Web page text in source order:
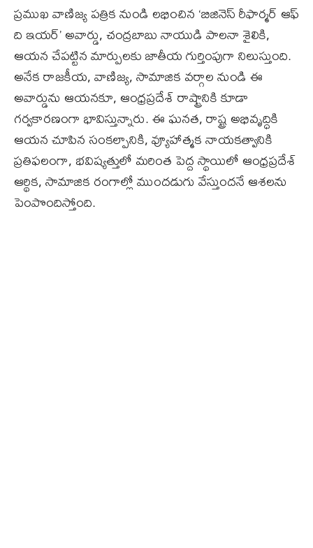
ప్రముఖ వాణిజ్య పత్రిక నుండి లభించిన ‘బిజినెస్ రీఫార్మర్ ఆఫ్
ది ఇయర్’ అవార్డు, చంద్రబాబు నాయుడి పాలనా శైలికి,
ఆయన చేపట్టిన మార్పులకు జాతీయ గుర్తింపుగా నిలుస్తుంది.
అనేక రాజకీయ, వాణిజ్య, సామాజిక వర్గాల నుండి ఈ
అవార్డును ఆయనకూ, ఆంధ్రప్రదేశ్ రాష్ట్రానికి కూడా
గర్వకారణంగా భావిస్తున్నారు. ఈ ఘనత, రాష్ట్ర అభివృద్ధికి
ఆయన చూపిన సంకల్పానికి, వ్యూహాత్మక నాయకత్వానికి
ప్రతిఫలంగా, భవిష్యత్తులో మరింత పెద్ద స్థాయిలో ఆంధ్రప్రదేశ్
ఆర్థిక, సామాజిక రంగాల్లో ముందడుగు వేస్తుందనే ఆశలను
పెంపొందిస్తోంది.